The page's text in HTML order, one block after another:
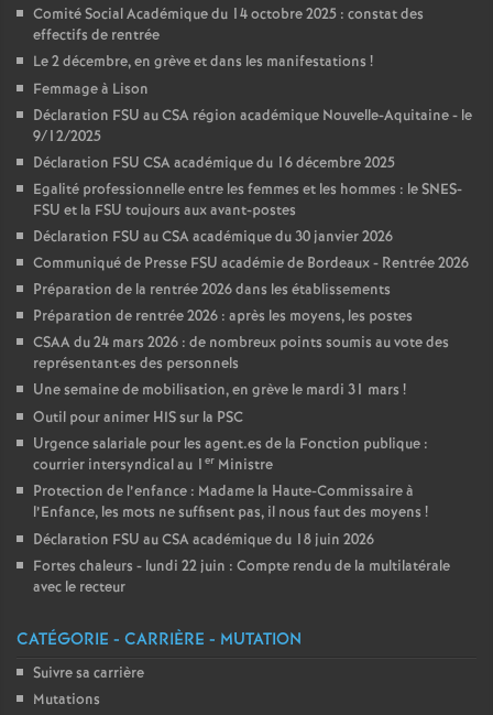
Comité Social Académique du 14 octobre 2025 : constat des
effectifs de rentrée
Le 2 décembre, en grève et dans les manifestations !
Femmage à Lison
Déclaration FSU au CSA région académique Nouvelle-Aquitaine - le
9/12/2025
Déclaration FSU CSA académique du 16 décembre 2025
Egalité professionnelle entre les femmes et les hommes : le SNES-
FSU et la FSU toujours aux avant-postes
Déclaration FSU au CSA académique du 30 janvier 2026
Communiqué de Presse FSU académie de Bordeaux - Rentrée 2026
Préparation de la rentrée 2026 dans les établissements
Préparation de rentrée 2026 : après les moyens, les postes
CSAA du 24 mars 2026 : de nombreux points soumis au vote des
représentant·es des personnels
Une semaine de mobilisation, en grève le mardi 31 mars !
Outil pour animer HIS sur la PSC
Urgence salariale pour les agent.es de la Fonction publique :
courrier intersyndical au 1 er Ministre
Protection de l’enfance : Madame la Haute-Commissaire à
l’Enfance, les mots ne suffisent pas, il nous faut des moyens !
Déclaration FSU au CSA académique du 18 juin 2026
Fortes chaleurs - lundi 22 juin : Compte rendu de la multilatérale
avec le recteur
CATÉGORIE - CARRIÈRE - MUTATION
Suivre sa carrière
Mutations